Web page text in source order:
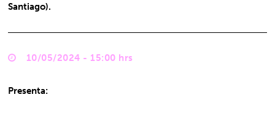
Santiago).
10/05/2024 - 15:00 hrs
Presenta: